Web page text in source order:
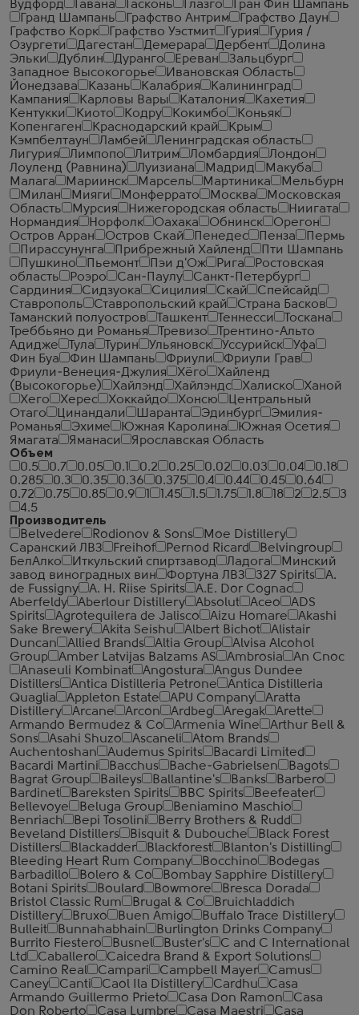
Вудфорд
Гавана Гасконь Глазго
Гран Фин Шампань
Гранд Шампань
Графство Антрим
Графство Даун
Графство Корк
Графство Уэстмит Гурия
Гурия /
Озургети
Дагестан Демерара Дербент
Долина
Эльки
Дублин Дуранго Ереван
Зальцбург
Западное Высокогорье
Ивановская Область
Йонедзава
Казань Калабрия
Калининград
Кампания
Карловы Вары Каталония
Кахетия
Кентукки
Киото Кодру Кокимбо
Коньяк
Копенгаген
Краснодарский край
Крым
Кэмпбелтаун
Ламбей
Ленинградская область
Лигурия
Лимпопо Литрим Ломбардия
Лондон
Лоуленд (Равнина)
Луизиана Мадрид
Макуба
Малага
Мариинск Марсель Мартиника
Мельбурн
Милан
Мияги Монферрато Москва
Московская
Область
Мурсия Нижегородская область
Ниигата
Нормандия
Норфолк Оахака Обнинск
Орегон
Остров Арран
Остров Скай Пенедес Пенза
Пермь
Пирассунунга
Прибрежный Хайленд
Пти Шампань
Пушкино
Пьемонт Пэи д'Ож Рига
Ростовская
область
Роэро Сан-Паулу
Санкт-Петербург
Сардиния
Сидзуока Сицилия Скай
Спейсайд
Ставрополь
Ставропольский край
Страна Басков
Таманский полуостров
Ташкент Теннесси
Тоскана
Треббьяно ди Романья
Тревизо
Трентино-Альто
Адидже
Тула Турин Ульяновск Уссурийск
Уфа
Фин Буа
Фин Шампань Фриули
Фриули Грав
Фриули-Венеция-Джулия
Хёго
Хайленд
(Высокогорье)
Хайлэнд Хайлэндс Халиско
Ханой
Хего
Херес Хоккайдо Хонсю
Центральный
Отаго
Цинандали Шаранта Эдинбург
Эмилия-
Романья
Эхиме Южная Каролина
Южная Осетия
Ямагата
Яманаси
Ярославская Область
Объем
0.5
0.7 0.05 0.1 0.2 0.25 0.02 0.03 0.04
0.18
0.285
0.3 0.35 0.36 0.375 0.4 0.44 0.45
0.64
0.72
0.75 0.85 0.9 1.45 1.5 1.75 1.8 18 2 2.5
3
4.5
Производитель
Belvedere
Rodionov & Sons
Moe Distillery
Саранский ЛВЗ
Freihof Pernod Ricard
Belvingroup
БелАлко
Иткульский спиртзавод Ладога
Минский
завод виноградных вин
Фортуна ЛВЗ 327 Spirits
A.
de Fussigny
A. H. Riise Spirits
A.E. Dor Cognac
Aberfeldy
Aberlour Distillery Absolut Aceo
ADS
Spirits
Agrotequilera de Jalisco Aizu Homare
Akashi
Sake Brewery
Akita Seishu Albert Bichot
Alistair
Duncan
Allied Brands Altia Group
Alvisa Alcohol
Group
Amber Latvijas Balzams AS Ambrosia
An Cnoc
Anaseuli Kombinat
Angostura
Angus Dundee
Distillers
Antica Distilleria Petrone
Antica Distilleria
Quaglia
Appleton Estate APU Company
Aratta
Distillery
Arcane Arcon Ardbeg Aregak
Arette
Armando Bermudez & Co
Armenia Wine
Arthur Bell &
Sons
Asahi Shuzo Ascaneli
Atom Brands
Auchentoshan
Audemus Spirits
Bacardi Limited
Bacardi Martini
Bacchus Bache-Gabrielsen
Bagots
Bagrat Group
Baileys Ballantine's Banks
Barbero
Bardinet
Bareksten Spirits BBC Spirits
Beefeater
Bellevoye
Beluga Group
Beniamino Maschio
Benriach
Bepi Tosolini
Berry Brothers & Rudd
Beveland Distillers
Bisquit & Dubouche
Black Forest
Distillers
Blackadder Blackforest
Blanton's Distilling
Bleeding Heart Rum Company
Bocchino
Bodegas
Barbadillo
Bolero & Co
Bombay Sapphire Distillery
Botani Spirits
Boulard Bowmore
Bresca Dorada
Bristol Classic Rum
Brugal & Co
Bruichladdich
Distillery
Bruxo Buen Amigo
Buffalo Trace Distillery
Bulleit
Bunnahabhain
Burlington Drinks Company
Burrito Fiestero
Busnel Buster's
C and C International
Ltd
Caballero
Caicedra Brand & Export Solutions
Camino Real
Campari Campbell Mayer
Camus
Caney
Canti Caol Ila Distillery Cardhu
Casa
Armando Guillermo Prieto
Casa Don Ramon
Casa
Don Roberto
Casa Lumbre Casa Maestri Casa